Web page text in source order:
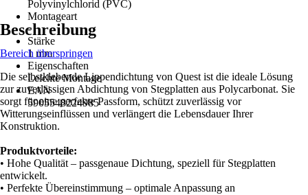
Polyvinylchlorid (PVC)
Montageart
-
Stärke
1 mm
Eigenschaften
Leichte Montage
EAN
5905548224985
Beschreibung
Bereich überspringen
Die selbstklebende Lippendichtung von Quest ist die ideale Lösung
zur zuverlässigen Abdichtung von Stegplatten aus Polycarbonat. Sie
sorgt für eine perfekte Passform, schützt zuverlässig vor
Witterungseinflüssen und verlängert die Lebensdauer Ihrer
Konstruktion.
Produktvorteile:
• Hohe Qualität – passgenaue Dichtung, speziell für Stegplatten
entwickelt.
• Perfekte Übereinstimmung – optimale Anpassung an